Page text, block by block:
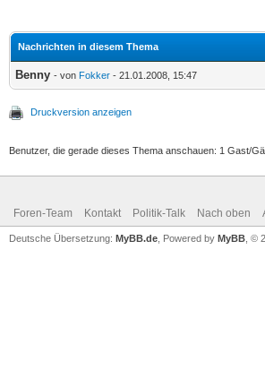
Nachrichten in diesem Thema
Benny - von Fokker - 21.01.2008, 15:47
Druckversion anzeigen
Benutzer, die gerade dieses Thema anschauen: 1 Gast/
Foren-Team Kontakt Politik-Talk Nach oben
Deutsche Übersetzung: MyBB.de , Powered by MyBB , ©